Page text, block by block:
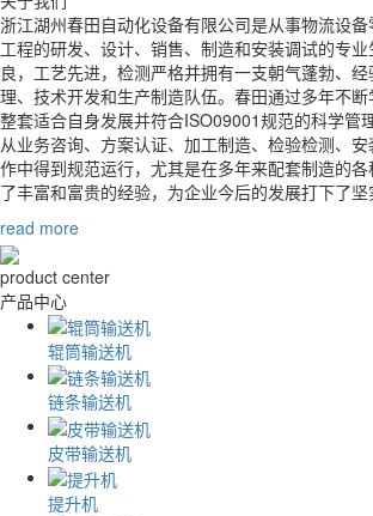
浙江湖州春田自动化设备有限公司是从事物流设
工程的研发、设计、销售、制造和安装调试的专
良，工艺先进，检测严格并拥有一支朝气蓬勃、
理、技术开发和生产制造队伍。春田通过多年不
整套适合自身发展并符合ISO09001规范的科学管
从业务咨询、方案认证、加工制造、检验检测、
作中得到规范运行，尤其是在多年来配套制造的
了丰富和富贵的经验，为企业今后的发展打下了坚
read more
product center
产品中心
辊筒输送机
链条输送机
皮带输送机
提升机